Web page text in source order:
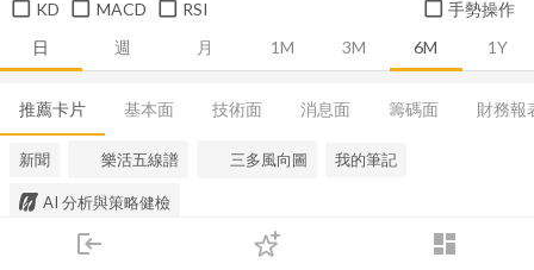
login dashboard
下單
日 週 月 1M 3M 6M 1Y
KD MACD RSI 手勢操作
推薦卡片 基本面 技術面 消息面 籌碼面 財務報
新聞 樂活五線譜 三多風向圖 我的筆記
AI 分析與策略健檢